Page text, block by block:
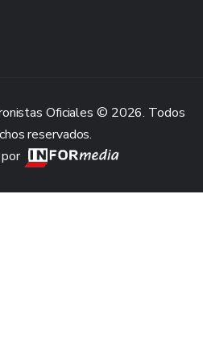
Oficiales © 2026. Todos
reservados.